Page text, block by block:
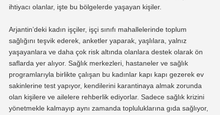
ihtiyacı olanlar, işte bu bölgelerde yaşayan kişiler.
Arjantin’deki kadın işçiler, işçi sınıfı mahallelerinde toplum
sağlığını teşvik ederek, anketler yaparak, yaşlılara, yalnız
yaşayanlara ve daha çok risk altında olanlara destek olarak ön
saflarda yer alıyor. Sağlık merkezleri, hastaneler ve sağlık
programlarıyla birlikte çalışan bu kadınlar kapı kapı gezerek ev
sakinlerine test yapıyor, kendilerini karantinaya almak zorunda
olan kişilere ve ailelere rehberlik ediyorlar. Sadece sağlık krizini
yönetmekle kalmayıp aynı zamanda topluluklarına gıda sağlıyor,